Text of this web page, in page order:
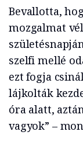
Bevallotta,
mozgalmat
szelfi mellé
ezt fogja
lájkolták
óra alatt,
vagyok” –